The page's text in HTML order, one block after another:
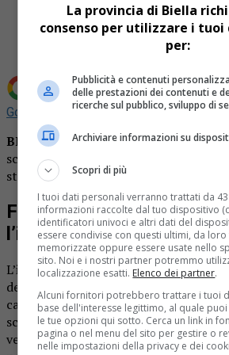
Tweet
Aggiungi La Provincia di Biella
Google
BIELLA– Finisce dentro un giardino
scontrato con un’altra auto.
stradale nella mattinata di oggi a Biella.
Finisce dentro un
l’incidente stradale
L’insolito sinistro si è verificato oggi a
dell’
incrocio tra via Piemonte e corso
cause ancora in fase d’accertamento,
scontrate all’altezza del semaforo.
verso il marciapiede una delle due
La provincia di Biella
consenso per utilizzare i
per:
Pubblicità e contenuti
delle prestazioni dei contenuti e
ricerche sul pubblico, sviluppo di
Archiviare informazioni su
Scopri di più
I tuoi dati personali verranno trattati da
informazioni raccolte dal tuo dispositivo
identificatori univoci e altri dati del
essere condivise con questi ultimi, da loro
memorizzate oppure essere usate nello
sito. Noi e i nostri partner potremmo
localizzazione esatti. Elenco dei partner.
Alcuni fornitori potrebbero trattare i tuoi
base dell'interesse legittimo, al quale
le tue opzioni qui sotto. Cerca un link in
pagina o nel menu del sito per gestire o
nelle impostazioni della privacy e dei